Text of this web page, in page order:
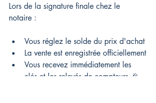
Lors de la signature finale chez le
notaire :
Vous réglez le solde du prix d'achat
La vente est enregistrée officiellement
Vous recevez immédiatement les
clés et les relevés de compteurs 🎉